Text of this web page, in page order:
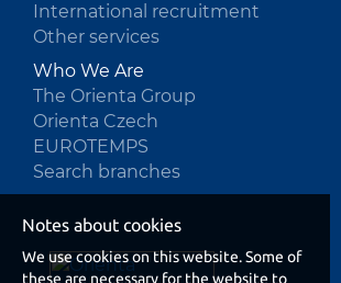
International recruitment
Other services
Who We Are
The Orienta Group
Orienta Czech
EUROTEMPS
Search branches
Notes about cookies
We use cookies on this website. Some of
these are necessary for the website to